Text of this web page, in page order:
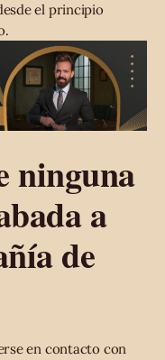
el principio
ninguna
a
de
en contacto con